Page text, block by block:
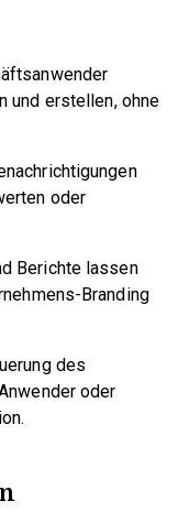
und erstellen, ohne
oder
Berichte lassen
Branding
des
oder